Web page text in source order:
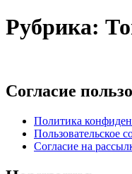
Рубрика:
Согласие
Политика
Пользовательское
Согласие на